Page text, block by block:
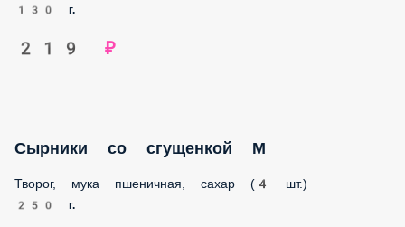
130 г.
219 ₽
Сырники со сгущенкой M
Творог, мука пшеничная, сахар (4 шт.)
250 г.